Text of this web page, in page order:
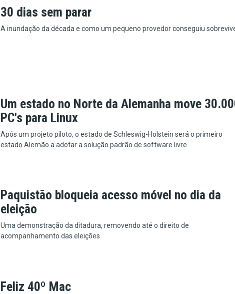
30 dias sem parar
A inundação da década e como um pequeno provedor conseguiu
Um estado no Norte da Alemanha move
PC's para Linux
Após um projeto piloto, o estado de Schleswig-Holstein será o primeiro
estado Alemão a adotar a solução padrão de software livre.
Paquistão bloqueia acesso móvel no dia da
eleição
Uma demonstração da ditadura, removendo até o direito de
acompanhamento das eleições
Feliz 40º Mac